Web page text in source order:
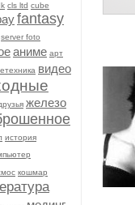
cls ltd cube
fantasy
server foto
аниме арт
видео
железо
история
кошмар